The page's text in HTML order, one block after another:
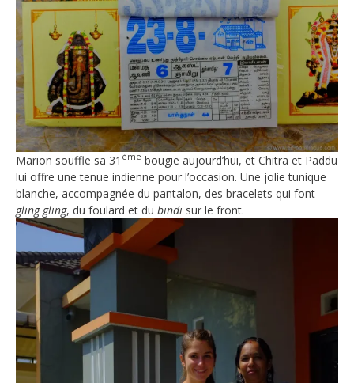
Marion souffle sa 31 ème bougie aujourd’hui, et Chitra et Paddu
lui offre une tenue indienne pour l’occasion. Une jolie tunique
blanche, accompagnée du pantalon, des bracelets qui font
gling gling, du foulard et du bindi sur le front.